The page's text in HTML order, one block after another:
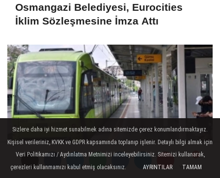
Yorumlar
Yorumlar
Yorumlar
Osmangazi Belediyesi, Eurocities
İklim Sözleşmesine İmza Attı
BURULAŞ'ta Grev Krizi: 2.850 İşçiyi
Sizlere daha iyi hizmet sunabilmek adına sitemizde çerez konumlandırmaktayız.
Kişisel verileriniz, KVKK ve GDPR kapsamında toplanıp işlenir. Detaylı bilgi almak için
Veri Politikamızı / Aydınlatma Metnimizi inceleyebilirsiniz. Sitemizi kullanarak,
çerezleri kullanmamızı kabul etmiş olacaksınız.
AYRINTILAR TAMAM